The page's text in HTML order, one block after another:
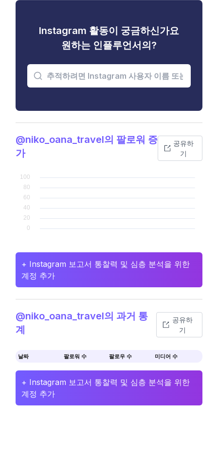
Instagram 활동이 궁금하신가요
원하는 인플루언서의?
@niko_oana_travel의 팔로워 증
가
공유하
기
+ Instagram 보고서 통찰력 및 심층 분석을 위한
계정 추가
@niko_oana_travel의 과거 통
계
공유하
기
날짜 팔로워 수 팔로우 수 미디어 수
+ Instagram 보고서 통찰력 및 심층 분석을 위한
계정 추가